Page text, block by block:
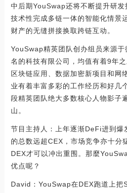
中后期YouSwap还将不断提升研
技术性完成多链一体的智能化情景
财产的无缝拼接换取跨链互动。
YouSwap精英团队创办组员来源
名的科技有限公司，均值有着9年
区块链应用、数据加密新项目和网
业有着丰富多彩的工作经历和好几
段精英团队绝大多数核心人物影子
山。
节目主持人：上年逐渐DeFi进到爆
的总数远超CEX，市场竞争亦十分
DEX才可以冲出重围。那麼
优点呢？
David：YouSwap在DEX跑道上